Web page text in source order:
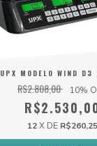
MODELO WIND D3
R$2.808,00 10%
12 X DE R$260,25